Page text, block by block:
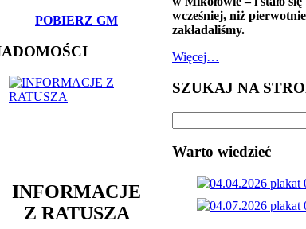
POBIERZ GM
INFORMACJE
Z RATUSZA
wcześniej, niż pierwotnie
zakładaliśmy.
Więcej…
SZUKAJ NA
Warto wiedzieć